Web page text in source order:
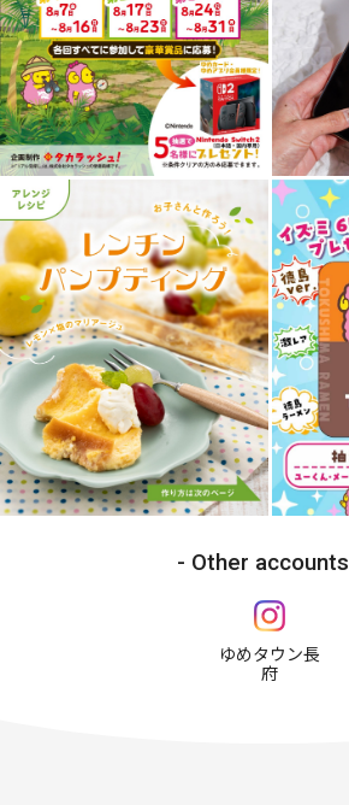
Other accounts
ゆめタウン長
府